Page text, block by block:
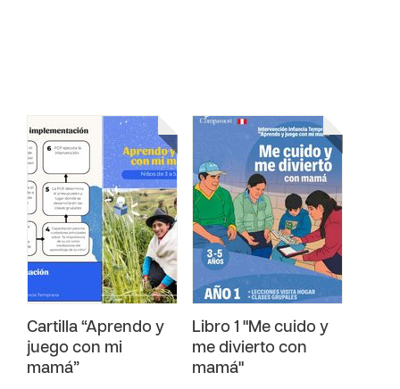
Cartilla “Aprendo y
juego con mi
mamá”
Libro 1 "Me cuido y
me divierto con
mamá"